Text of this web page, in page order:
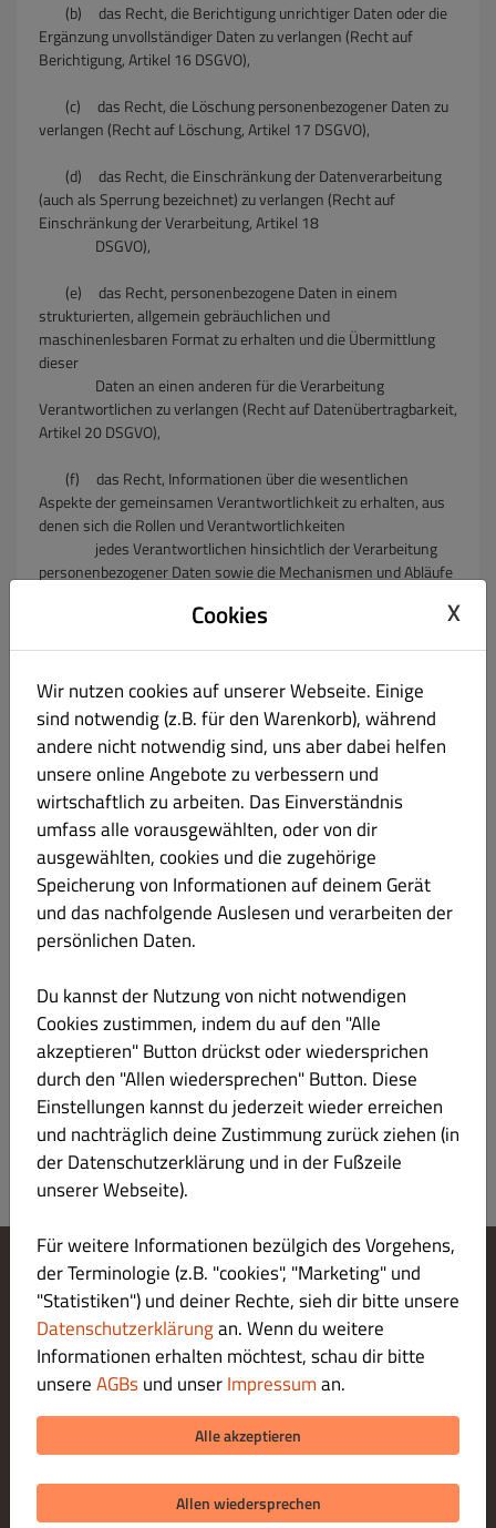
(b) das Recht, die Berichtigung unrichtiger Daten oder die
Ergänzung unvollständiger Daten zu verlangen (Recht auf
Berichtigung, Artikel 16 DSGVO),
(c) das Recht, die Löschung personenbezogener Daten zu
verlangen (Recht auf Löschung, Artikel 17 DSGVO),
(d) das Recht, die Einschränkung der Datenverarbeitung
(auch als Sperrung bezeichnet) zu verlangen (Recht auf
Einschränkung der Verarbeitung, Artikel 18
DSGVO),
(e) das Recht, personenbezogene Daten in einem
strukturierten, allgemein gebräuchlichen und
maschinenlesbaren Format zu erhalten und die Übermittlung
dieser
Daten an einen anderen für die Verarbeitung
Verantwortlichen zu verlangen (Recht auf Datenübertragbarkeit,
Artikel 20 DSGVO),
(f) das Recht, Informationen über die wesentlichen
Aspekte der gemeinsamen Verantwortlichkeit zu erhalten, aus
denen sich die Rollen und Verantwortlichkeiten
jedes Verantwortlichen hinsichtlich der Verarbeitung
personenbezogener Daten sowie die Mechanismen und Abläufe
ergeben (Artikel 26 Abs. 2 DSGVO),
widerrufen, um eine Datenverarbeitung, die auf Ihrer
Einwilligung beruht, zu unterbinden. Der Widerruf
hat keinen Einfluss auf die Rechtmäßigkeit der
Verarbeitung aufgrund der Einwilligung vor dem Widerruf
(Widerrufsrecht, Artikel 7 DSGVO), sowie
(h) das Recht auf Widerspruch gegen bestimmte
Datenverarbeitungsmaßnahmen (Artikel 21 DSGVO).
5.2 Sie haben ferner das Recht, eine Beschwerde bei einer
Aufsichtsbehörde einzureichen, wenn Sie der Ansicht sind, dass
die Datenverarbeitung gegen die DSGVO
Aufsichtsbehörde, Artikel 77 DSGVO).
Stand: July 2022
Dish Order_B2C_Privacy_V5_July 2022_de
Cookie-Einstellungen ändern
Kontaktiere uns
Datenschutzerklärung
Allgemeine Geschäftsbedingungen
Impressum
ZAHLUNGSARTEN BEI ABHOLUNG
Cookies X
Wir nutzen cookies auf unserer Webseite. Einige
sind notwendig (z.B. für den Warenkorb), während
andere nicht notwendig sind, uns aber dabei helfen
unsere online Angebote zu verbessern und
wirtschaftlich zu arbeiten. Das Einverständnis
umfass alle vorausgewählten, oder von dir
ausgewählten, cookies und die zugehörige
Speicherung von Informationen auf deinem Gerät
und das nachfolgende Auslesen und verarbeiten der
persönlichen Daten.
Du kannst der Nutzung von nicht notwendigen
Cookies zustimmen, indem du auf den "Alle
akzeptieren" Button drückst oder wiedersprichen
durch den "Allen wiedersprechen" Button. Diese
Einstellungen kannst du jederzeit wieder erreichen
und nachträglich deine Zustimmung zurück ziehen (in
der Datenschutzerklärung und in der Fußzeile
unserer Webseite).
Für weitere Informationen bezülgich des Vorgehens,
der Terminologie (z.B. "cookies", "Marketing" und
"Statistiken") und deiner Rechte, sieh dir bitte unsere
Datenschutzerklärungan. Wenn du weitere
Informationen erhalten möchtest, schau dir bitte
unsereAGBsund unserImpressuman.
Alle akzeptieren
Allen wiedersprechen